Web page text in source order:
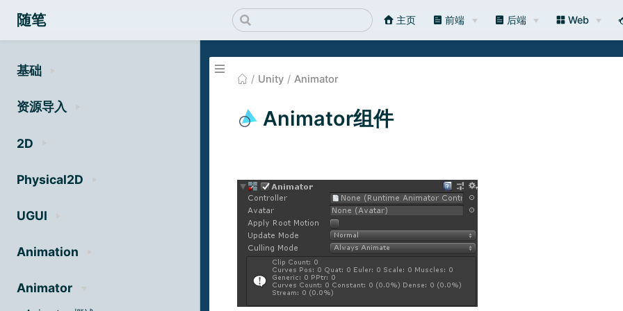
随笔 主页 前端 后端 Web
基础
资源导入
2D
Physical2D
UGUI
Animation
Animator
Unity Animator
Animator组件